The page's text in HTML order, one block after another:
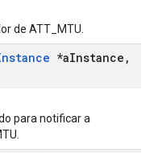
de ATT_MTU.
*aInstance ,
para notificar a